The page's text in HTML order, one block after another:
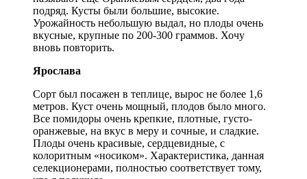
подряд. Кусты были большие, высокие.
Урожайность небольшую выдал, но плоды очень
вкусные, крупные по 200-300 граммов. Хочу
вновь повторить.
Ярослава
Сорт был посажен в теплице, вырос не более 1,6
метров. Куст очень мощный, плодов было много.
Все помидоры очень крепкие, плотные, густо-
оранжевые, на вкус в меру и сочные, и сладкие.
Плоды очень красивые, сердцевидные, с
колоритным «носиком». Характеристика, данная
селекционерами, полностью соответствует тому,